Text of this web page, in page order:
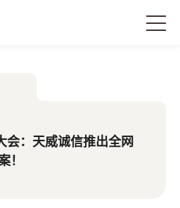
会：天威诚信推出全网
！